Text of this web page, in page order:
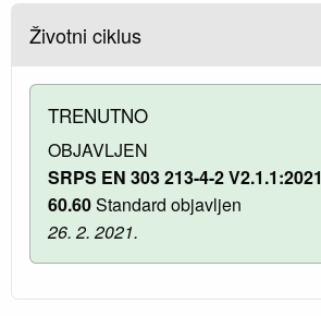
Životni ciklus
TRENUTNO
OBJAVLJEN
SRPS EN 303 213-4-2 V2.1.1:2021
60.60Standard objavljen
26. 2. 2021.